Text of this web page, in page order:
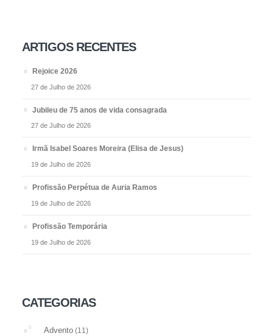
ARTIGOS RECENTES
Rejoice 2026
27 de Julho de 2026
Jubileu de 75 anos de vida consagrada
27 de Julho de 2026
Irmã Isabel Soares Moreira (Elisa de Jesus)
19 de Julho de 2026
Profissão Perpétua de Auria Ramos
19 de Julho de 2026
Profissão Temporária
19 de Julho de 2026
CATEGORIAS
Advento (11)